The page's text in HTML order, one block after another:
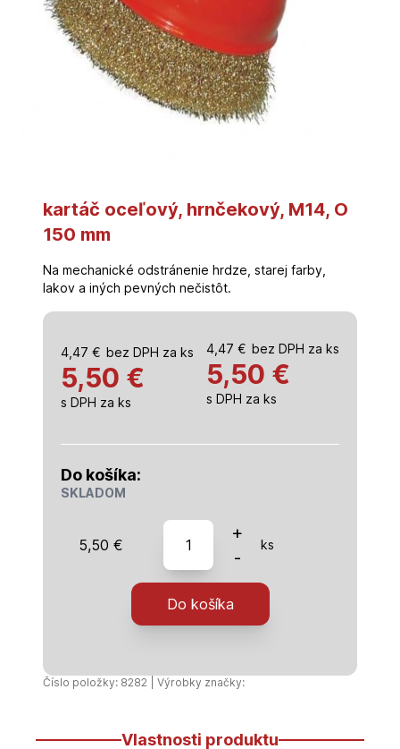
kartáč oceľový, hrnčekový, M14, O
150 mm
Na mechanické odstránenie hrdze, starej farby,
lakov a iných pevných nečistôt.
4,47 € bez DPH za ks
5,50 €
s DPH za ks
4,47 € bez DPH za ks
5,50 €
s DPH za ks
Do košíka:
SKLADOM
5,50 €
množstvo
kartáč
oceľový,
hrnčekový,
M14,
mm
+
-
ks
Do košíka
Číslo položky: 8282 | Výrobky značky:
Vlastnosti produktu